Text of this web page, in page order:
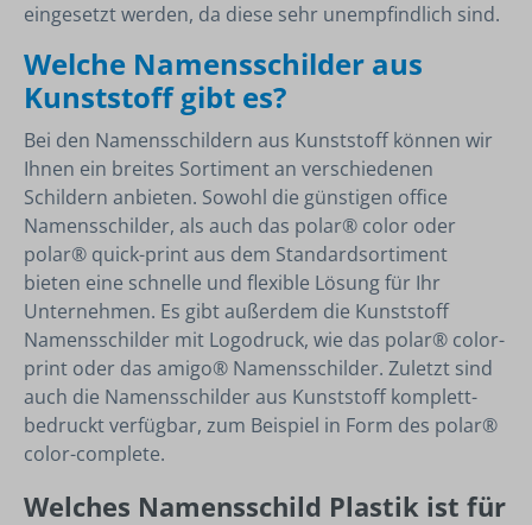
eingesetzt werden, da diese sehr unempfindlich sind.
Welche Namensschilder aus
Kunststoff gibt es?
Bei den Namensschildern aus Kunststoff können wir
Ihnen ein breites Sortiment an verschiedenen
Schildern anbieten. Sowohl die günstigen office
Namensschilder, als auch das polar® color oder
polar® quick-print aus dem Standardsortiment
bieten eine schnelle und flexible Lösung für Ihr
Unternehmen. Es gibt außerdem die Kunststoff
Namensschilder mit Logodruck, wie das polar® color-
print oder das amigo® Namensschilder. Zuletzt sind
auch die Namensschilder aus Kunststoff komplett-
bedruckt verfügbar, zum Beispiel in Form des polar®
color-complete.
Welches Namensschild Plastik ist für